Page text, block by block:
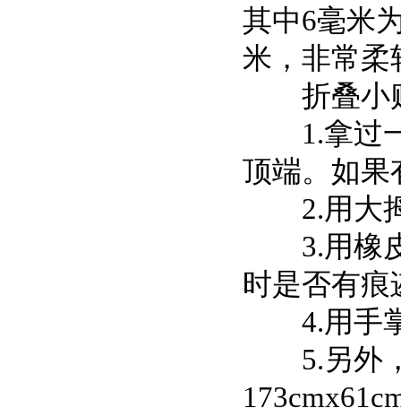
其中6毫米
米，非常柔
折叠小
1.拿过一
顶端。如果
2.用大拇
3.用橡皮
时是否有痕
4.用手掌
5.另外，